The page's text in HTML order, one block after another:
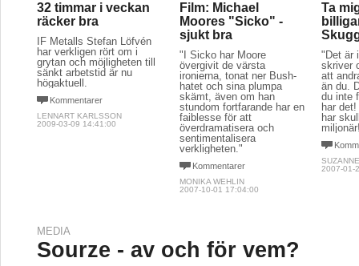
32 timmar i veckan
räcker bra
IF Metalls Stefan Löfvén
har verkligen rört om i
grytan och möjligheten till
sänkt arbetstid är nu
högaktuell.
Kommentarer
LENNART KARLSSON
2009-03-09 14:41:00
Film: Michael
Moores "Sicko" -
sjukt bra
"I Sicko har Moore
övergivit de värsta
ironierna, tonat ner Bush-
hatet och sina plumpa
skämt, även om han
stundom fortfarande har en
faiblesse för att
överdramatisera och
sentimentalisera
verkligheten."
Kommentarer
MONIKA WEHLIN
2007-10-01 17:04:00
Ta
"Det är
skriver
att
än du.
du inte
har
har
2007-01-
MEDIA
Sourze - av och för vem?